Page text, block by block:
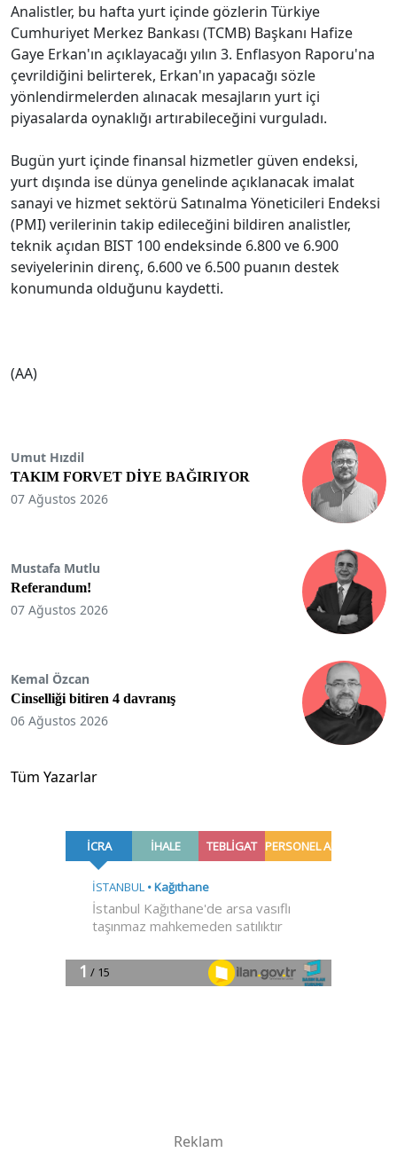
Analistler, bu hafta yurt içinde gözlerin Türkiye
Cumhuriyet Merkez Bankası (TCMB) Başkanı Hafize
Gaye Erkan'ın açıklayacağı yılın 3. Enflasyon Raporu'na
çevrildiğini belirterek, Erkan'ın yapacağı sözle
yönlendirmelerden alınacak mesajların yurt içi
piyasalarda oynaklığı artırabileceğini vurguladı.
Bugün yurt içinde finansal hizmetler güven endeksi,
yurt dışında ise dünya genelinde açıklanacak imalat
sanayi ve hizmet sektörü Satınalma Yöneticileri Endeksi
(PMI) verilerinin takip edileceğini bildiren analistler,
teknik açıdan BIST 100 endeksinde 6.800 ve 6.900
seviyelerinin direnç, 6.600 ve 6.500 puanın destek
konumunda olduğunu kaydetti.
(AA)
Umut Hızdil
TAKIM FORVET DİYE BAĞIRIYOR
07 Ağustos 2026
Mustafa Mutlu
Referandum!
07 Ağustos 2026
Kemal Özcan
Cinselliği bitiren 4 davranış
06 Ağustos 2026
Tüm Yazarlar